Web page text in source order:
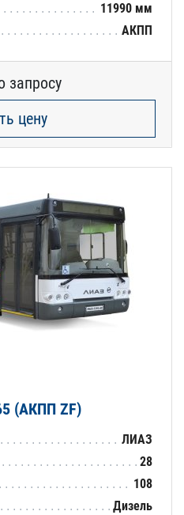
11990 мм
АКПП
запросу
цену
(АКПП ZF)
ЛИАЗ
28
108
Дизель